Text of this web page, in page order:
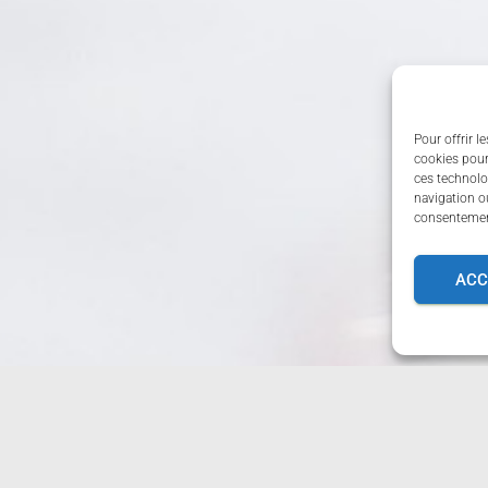
Pour offrir
cookies
ces
navigation